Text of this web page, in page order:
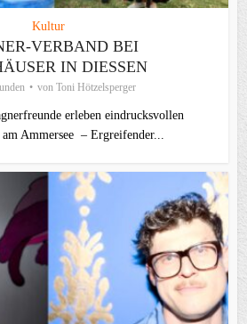
Kultur
VERBAND BEI
IN DIESSEN
von Toni Hötzelsperger
erleben eindrucksvollen
am Ammersee – Ergreifender...